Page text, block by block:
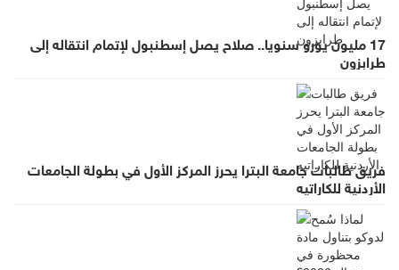
17 مليون يورو سنويا.. صلاح يصل إسطنبول لإتمام انتقاله إلى
طرابزون
فريق طالبات جامعة البترا يحرز المركز الأول في بطولة الجامعات
الأردنية للكاراتيه